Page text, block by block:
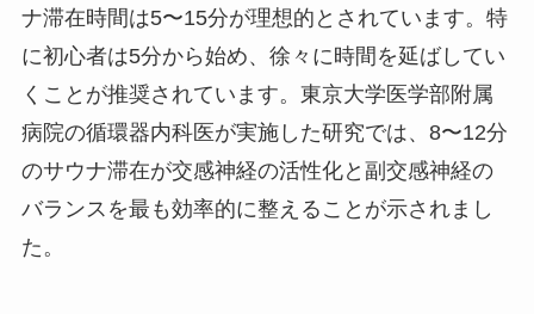
ナ滞在時間は5〜15分が理想的とされています。特
に初心者は5分から始め、徐々に時間を延ばしてい
くことが推奨されています。東京大学医学部附属
病院の循環器内科医が実施した研究では、8〜12分
のサウナ滞在が交感神経の活性化と副交感神経の
バランスを最も効率的に整えることが示されまし
た。